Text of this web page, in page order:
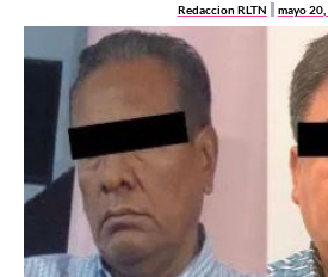
Redaccion RLTN mayo